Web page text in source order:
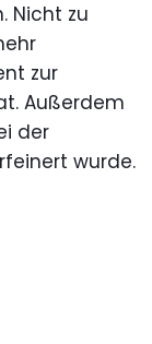
Nicht zu
zur
Außerdem
der
wurde.